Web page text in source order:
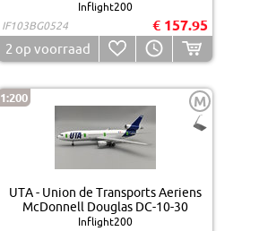
Inflight200
IF103BG0524
€ 157.95
2 op voorraad
1:200 M
UTA - Union de Transports Aeriens
McDonnell Douglas DC-10-30
Inflight200